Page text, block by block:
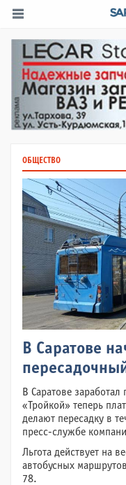
ОБЩЕСТВО
В Саратове
В Саратове
«Тройкой» теперь
делают пересадку в
пресс-службе
Льгота действует на
автобусных
78.